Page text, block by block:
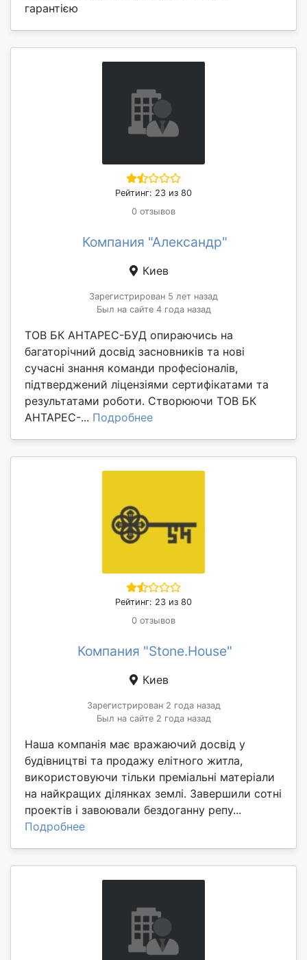
гарантією
Рейтинг: 23 из 80
0 отзывов
Компания "Александр"
Киев
Зарегистрирован 5 лет назад
Был на сайте 4 года назад
ТОВ БК АНТАРЕС-БУД опираючись на
багаторічний досвід засновників та нові
сучасні знання команди професіоналів,
підтверджений ліцензіями сертифікатами та
результатами роботи. Створюючи ТОВ БК
АНТАРЕС-... Подробнее
Рейтинг: 23 из 80
0 отзывов
Компания "Stone.House"
Киев
Зарегистрирован 2 года назад
Был на сайте 2 года назад
Наша компанія має вражаючий досвід у
будівництві та продажу елітного житла,
використовуючи тільки преміальні матеріали
на найкращих ділянках землі. Завершили сотні
проектів і завоювали бездоганну репу...
Подробнее